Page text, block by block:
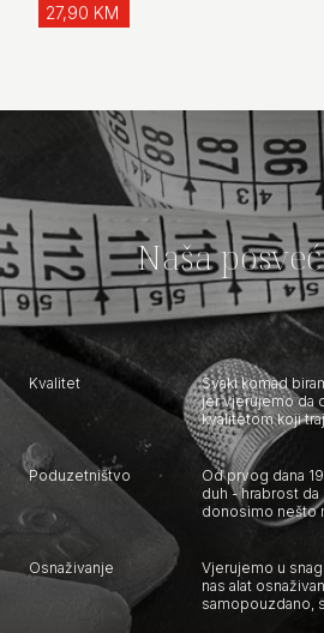
Naša
Kvalitet
Svaki komad
jer vjerujemo da
kvalitetom koji
Poduzetništvo
Od prvog dana
duh - hrabrost
donosimo nešto
Osnaživanje
Vjerujemo u
nas alat
samopouzdano,
27,90 KM